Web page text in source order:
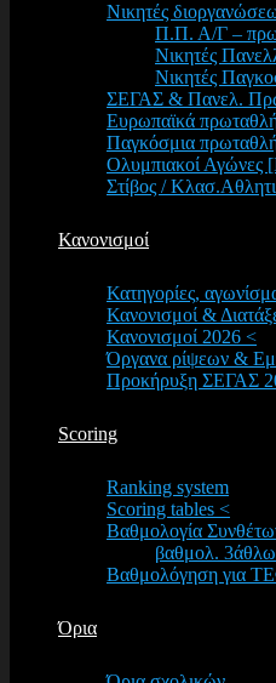
Νικητές
Π.Π. Α/Γ –
Νικητές
Νικητές
ΣΕΓΑΣ & Πανελ.
Ευρωπαϊκά
Παγκόσμια
Ολυμπιακοί Αγώνες
Στίβος /
Κανονισμοί
Κατηγορίες,
Κανονισμοί &
Κανονισμοί 2026 <
Όργανα ρίψεων &
Προκήρυξη ΣΕΓΑΣ
Scoring
Ranking system
Scoring tables <
Βαθμολογία
βαθμολ.
Βαθμολόγηση για
Όρια